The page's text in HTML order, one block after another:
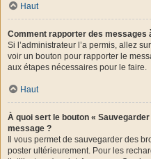
Haut
Comment rapporter des messages
Si l’administrateur l’a permis, allez
voir un bouton pour rapporter le
aux étapes nécessaires pour le faire.
Haut
À quoi sert le bouton «
message ?
Il vous permet de sauvegarder des
poster ultérieurement. Pour les